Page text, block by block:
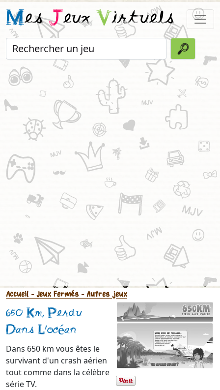
MesJeuxVirtuels
Accueil - Jeux Fermés- Autres jeux
650 Km, Perdu
Dans L'océan
Dans 650 km vous êtes le
survivant d'un crash aérien
tout comme dans la célèbre
série TV.